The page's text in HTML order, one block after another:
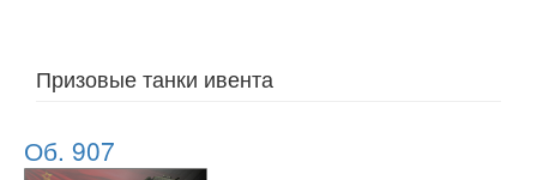
Призовые танки ивента
Об. 907